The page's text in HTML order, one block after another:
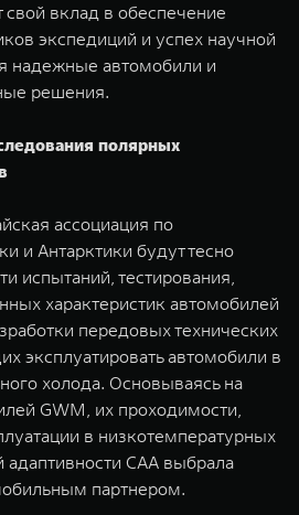
вклад в обеспечение
экспедиций и успех научной
надежные автомобили и
решения.
полярных
ассоциация по
и Антарктики будут тесно
испытаний, тестирования,
характеристик автомобилей
передовых технических
эксплуатировать автомобили в
холода. Основываясь на
GWM, их проходимости,
в низкотемпературных
адаптивности CAA выбрала
партнером.